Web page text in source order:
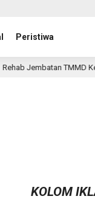
Peristiwa
Kodim 1807/Sorsel
KOLOM